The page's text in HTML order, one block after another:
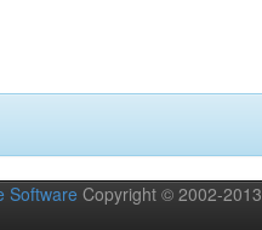
Software Copyright © 2002-2013